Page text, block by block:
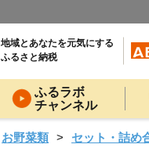
地域とあなたを元気にする
ふるさと納税
ふるラボ
チャンネル
お野菜類 セット・詰め